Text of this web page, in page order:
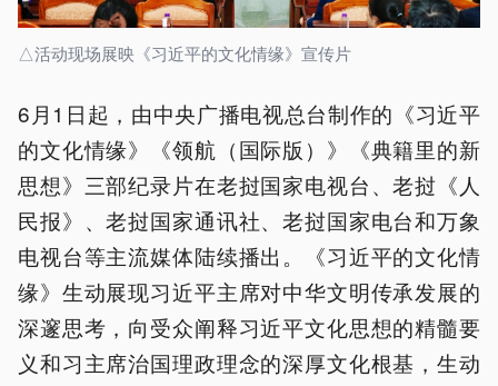
△活动现场展映《习近平的文化情缘》宣传片
6月1日起，由中央广播电视总台制作的《习近平
的文化情缘》《领航（国际版）》《典籍里的新
思想》三部纪录片在老挝国家电视台、老挝《人
民报》、老挝国家通讯社、老挝国家电台和万象
电视台等主流媒体陆续播出。《习近平的文化情
缘》生动展现习近平主席对中华文明传承发展的
深邃思考，向受众阐释习近平文化思想的精髓要
义和习主席治国理政理念的深厚文化根基，生动